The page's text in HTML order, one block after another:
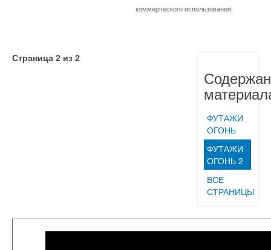
коммерческого использования!
ФУТАЖИ
ОГОНЬ
ФУТАЖИ
ОГОНЬ 2
ВСЕ
СТРАНИЦЫ
Страница 2 из 2